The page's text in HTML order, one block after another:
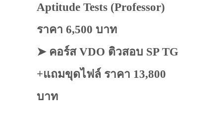
Aptitude Tests (Professor)
ราคา 6,500 บาท
➤ คอร์ส VDO ติวสอบ SP TG
+แถมขุดไฟล์ ราคา 13,800
บาท